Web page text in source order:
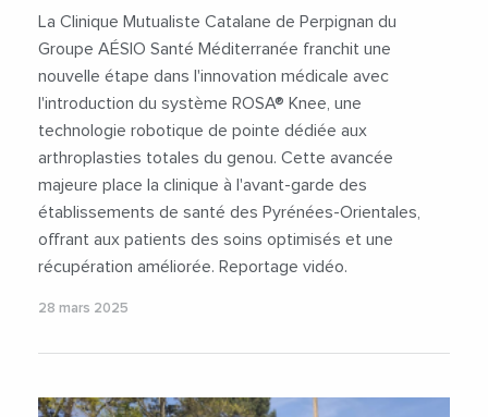
La Clinique Mutualiste Catalane de Perpignan du
Groupe AÉSIO Santé Méditerranée franchit une
nouvelle étape dans l'innovation médicale avec
l'introduction du système ROSA® Knee, une
technologie robotique de pointe dédiée aux
arthroplasties totales du genou. Cette avancée
majeure place la clinique à l'avant-garde des
établissements de santé des Pyrénées-Orientales,
offrant aux patients des soins optimisés et une
récupération améliorée. Reportage vidéo.
28 mars 2025